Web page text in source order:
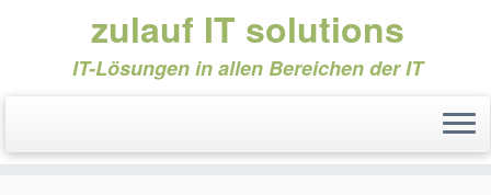
zulauf IT solutions
IT-Lösungen in allen Bereichen der IT